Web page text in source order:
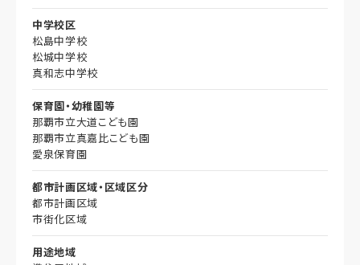
中学校区
松島中学校
松城中学校
真和志中学校
保育園・幼稚園等
那覇市立大道こども園
那覇市立真嘉比こども園
愛泉保育園
都市計画区域・区域区分
都市計画区域
市街化区域
用途地域